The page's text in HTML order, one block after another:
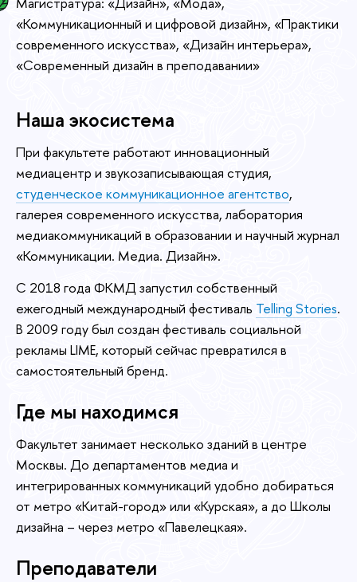
«Коммуникационный и цифровой дизайн», «Практики
современного искусства», «Дизайн интерьера»,
«Современный дизайн в преподавании»
Наша экосистема
При факультете работают инновационный
медиацентр и звукозаписывающая студия,
студенческое коммуникационное агентство,
галерея современного искусства, лаборатория
медиакоммуникаций в образовании и научный журнал
«Коммуникации. Медиа. Дизайн».
С 2018 года ФКМД запустил собственный
ежегодный международный фестиваль Telling Stories.
В 2009 году был создан фестиваль социальной
рекламы LIME, который сейчас превратился в
самостоятельный бренд.
Где мы находимся
Факультет занимает несколько зданий в центре
Москвы. До департаментов медиа и
интегрированных коммуникаций удобно добираться
от метро «Китай-город» или «Курская», а до Школы
дизайна – через метро «Павелецкая».
Преподаватели